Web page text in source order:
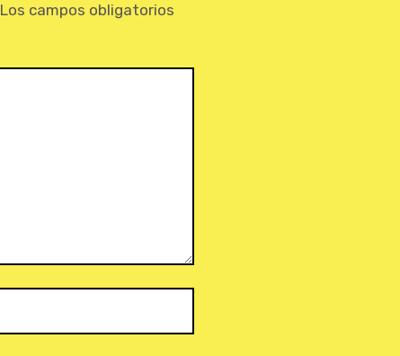
Los campos obligatorios